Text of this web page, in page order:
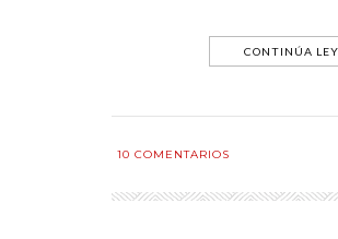
CONTINÚA
10 COMENTARIOS